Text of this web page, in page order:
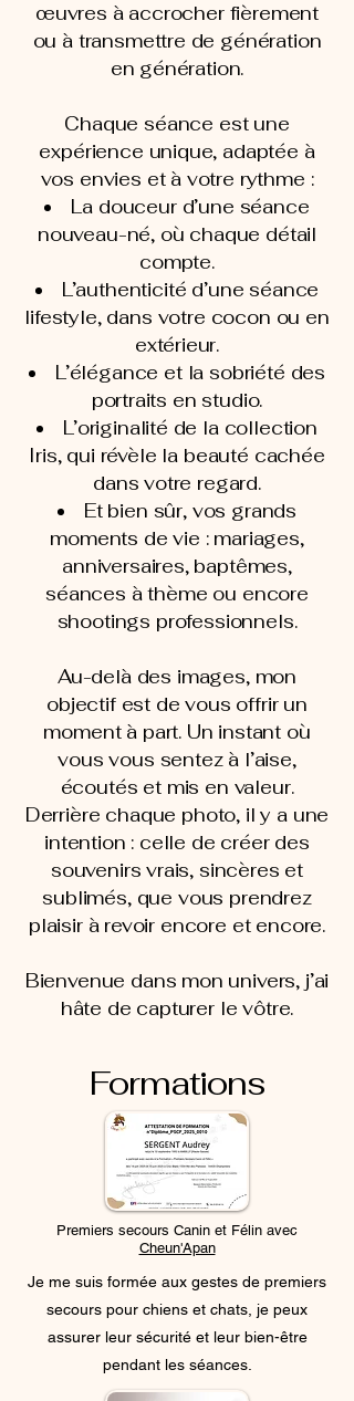
œuvres à accrocher fièrement
ou à transmettre de génération
en génération.
Chaque séance est une
expérience unique, adaptée à
vos envies et à votre rythme :
La douceur d’une séance
nouveau-né, où chaque détail
compte.
L’authenticité d’une séance
lifestyle, dans votre cocon ou en
extérieur.
L’élégance et la sobriété des
portraits en studio.
L’originalité de la collection
Iris, qui révèle la beauté cachée
dans votre regard.
Et bien sûr, vos grands
moments de vie : mariages,
anniversaires, baptêmes,
séances à thème ou encore
shootings professionnels.
Au-delà des images, mon
objectif est de vous offrir un
moment à part. Un instant où
vous vous sentez à l’aise,
écoutés et mis en valeur.
Derrière chaque photo, il y a une
intention : celle de créer des
souvenirs vrais, sincères et
sublimés, que vous prendrez
plaisir à revoir encore et encore.
Bienvenue dans mon univers, j’ai
hâte de capturer le vôtre.
Formations
Premiers secours Canin et Félin avec
Cheun'Apan
Je me suis formée aux gestes de premiers
secours pour chiens et chats, je peux
assurer leur sécurité et leur bien-être
pendant les séances.